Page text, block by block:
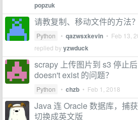
popzuk
请教复制、移动文件的方法？
Python • qazwsxkevin • Feb 13,
replied byyzwduck
scrapy 上传图片到 s3 停止
doesn't exist 的问题？
Python • chzb • Feb 1, 2018
Java 连 Oracle 数据库，捕
切换成英文版